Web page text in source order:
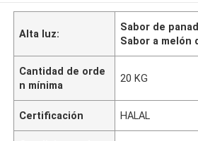
Alta luz:
Sabor de
Sabor a melón
Cantidad de orde
n mínima
20 KG
Certificación HALAL